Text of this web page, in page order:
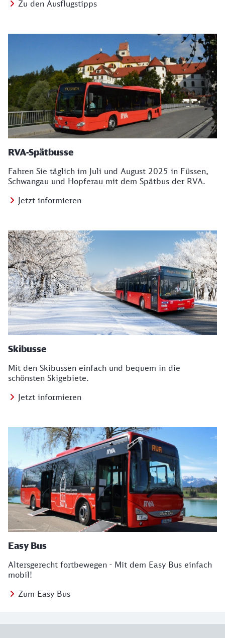
Zu den Ausflugstipps
RVA-Spätbusse
Fahren Sie täglich im Juli und August 2025 in Füssen,
Schwangau und Hopferau mit dem Spätbus der RVA.
Jetzt informieren
Skibusse
Mit den Skibussen einfach und bequem in die
schönsten Skigebiete.
Jetzt informieren
Easy Bus
Altersgerecht fortbewegen - Mit dem Easy Bus einfach
mobil!
Zum Easy Bus